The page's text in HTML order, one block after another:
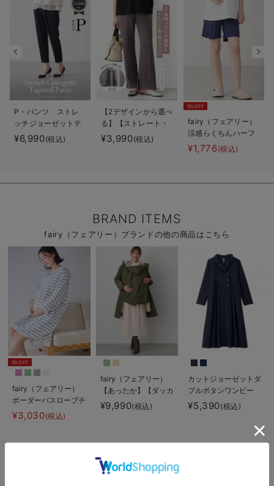
P・パンツ ストレ
ッチジョーゼットテ
ーパード
¥6,990(税込)
【2デザインから選べ
る】【ストレート・
ワイド】らくちん綿
混ストレッチリブパ
使える】
¥3,990(税込)
5%OFF
fairy（フェアリー）
涼感らくちんハーフ
パンツ マタニテ
ィ・産後【出産後も
¥1,776(税込)
BRAND ITEMS
fairy（フェアリー）ブランドの他の商品はこちら
5%OFF
fairy（フェアリー）
ボーダーバスローブチ
ュニック
¥3,030(税込)
fairy（フェアリー）
【あったか】【ダッカ
ー付】フーデットママ
コート マタニティ・
¥9,990(税込)
カットジョーゼットダ
ブルボタンワンピー
ス マタニティ・授乳
服【出産後も長く使え
る】fairy（フェアリ
¥5,390(税込)